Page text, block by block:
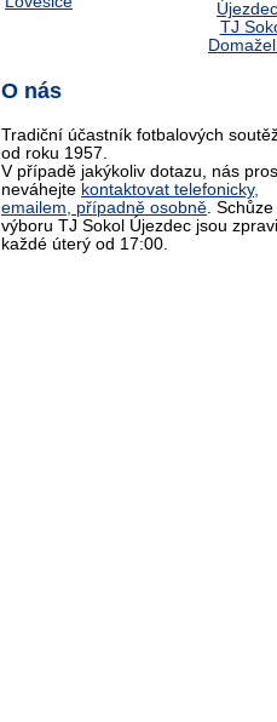
O nás
Tradiční účastník fotbalových
od roku 1957.
V případě jakýkoliv dotazu, nás
neváhejte kontaktovat telefonicky,
emailem, případně osobně. Schůze
výboru TJ Sokol Újezdec jsou
každé úterý od 17:00.